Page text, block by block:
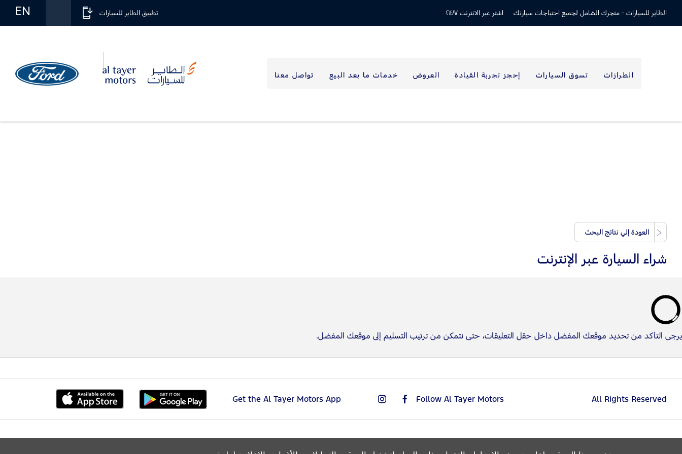
الطاير للسيارات - متجرك الشامل لجميع احتياجات سيارتك اشتر عبر الانترنت ٢٤/٧ EN تطبيق الطاير للسيارات
الطرازات تسوق السيارات إحجز تجربة القيادة العروض خدمات ما بعد البيع تواصل معنا
العودة إلي نتائج البحث
شراء السيارة عبر الإنترنت
يرجى التأكد من تحديد موقعك المفضل داخل حقل التعليقات، حتى نتمكن من ترتيب التسليم إلى موقعك المفضل.
All Rights Reserved
Follow Al Tayer Motors
Get the Al Tayer Motors App